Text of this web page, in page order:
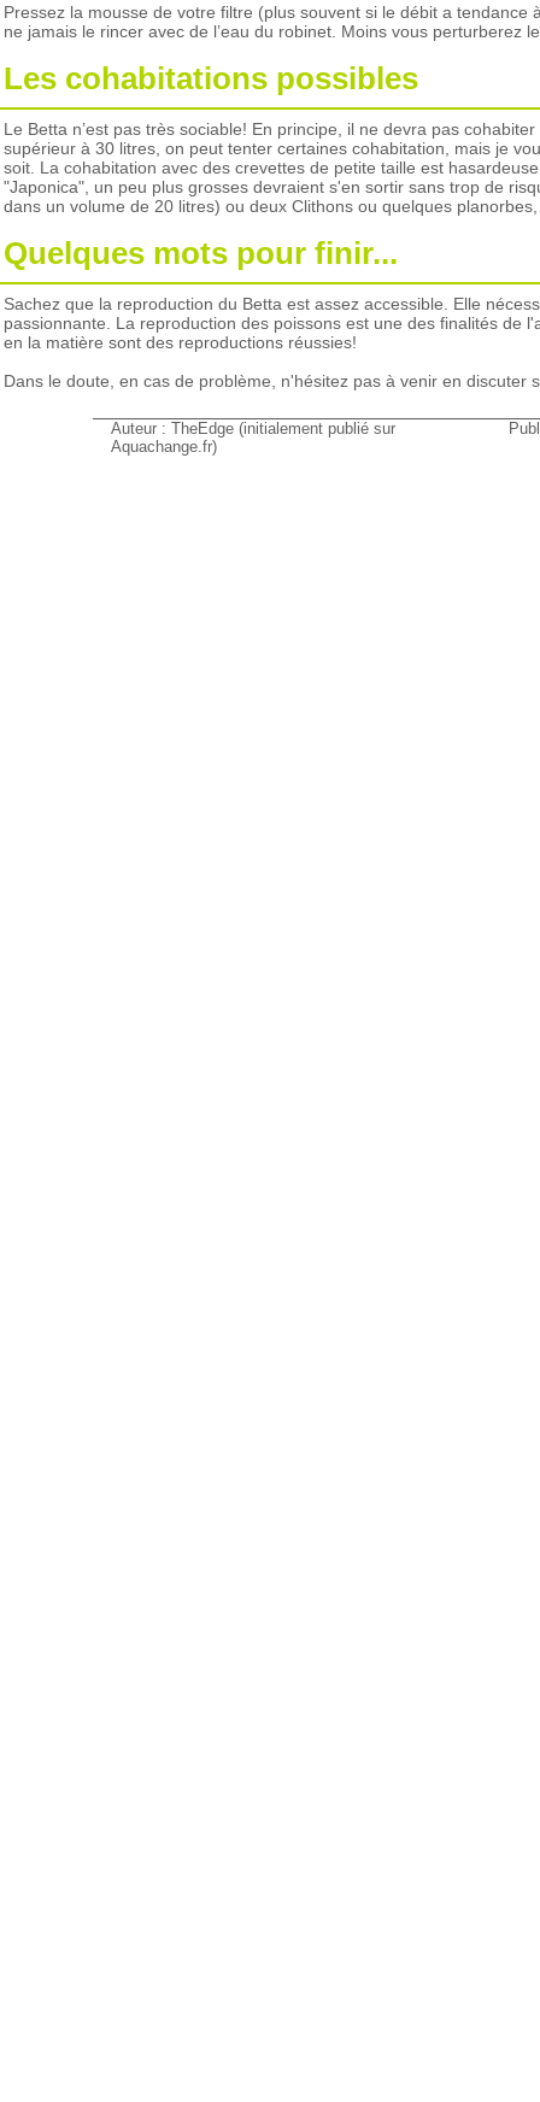
Pressez la mousse de votre filtre (plus souvent si le débit a tendance
ne jamais le rincer avec de l’eau du robinet. Moins vous perturberez
Les cohabitations possibles
Le Betta n’est pas très sociable! En principe, il ne devra pas
supérieur à 30 litres, on peut tenter certaines cohabitation, mais je
soit. La cohabitation avec des crevettes de petite taille est
"Japonica", un peu plus grosses devraient s'en sortir sans trop de
dans un volume de 20 litres) ou deux Clithons ou quelques
Quelques mots pour finir...
Sachez que la reproduction du Betta est assez accessible. Elle
passionnante. La reproduction des poissons est une des finalités de
en la matière sont des reproductions réussies!
Dans le doute, en cas de problème, n'hésitez pas à venir en discuter
Auteur : TheEdge (initialement publié sur
Aquachange.fr)